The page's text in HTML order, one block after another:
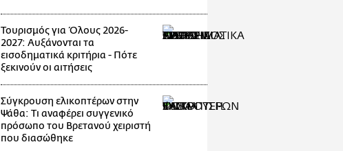
Τουρισμός για Όλους 2026-
2027: Αυξάνονται τα
εισοδηματικά κριτήρια - Πότε
ξεκινούν οι αιτήσεις
Σύγκρουση ελικοπτέρων στην
Ψάθα: Τι αναφέρει συγγενικό
πρόσωπο του Βρετανού χειριστή
που διασώθηκε